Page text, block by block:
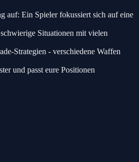
auf: Ein Spieler fokussiert sich auf eine
Situationen mit vielen
Strategien - verschiedene Waffen
und passt eure Positionen